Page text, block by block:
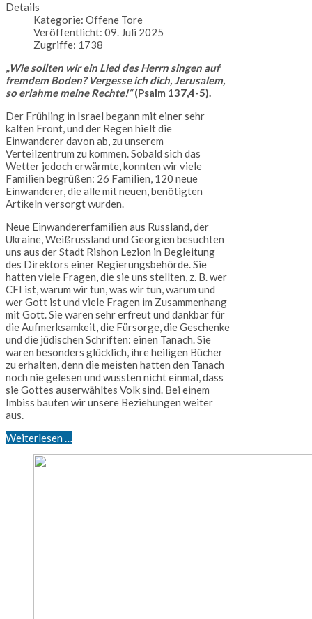
Details
Kategorie: Offene Tore
Veröffentlicht: 09. Juli 2025
Zugriffe: 1738
„Wie sollten wir ein Lied des Herrn singen auf
fremdem Boden? Vergesse ich dich, Jerusalem,
so erlahme meine Rechte!“(Psalm 137,4-5).
Der Frühling in Israel begann mit einer sehr
kalten Front, und der Regen hielt die
Einwanderer davon ab, zu unserem
Verteilzentrum zu kommen. Sobald sich das
Wetter jedoch erwärmte, konnten wir viele
Familien begrüßen: 26 Familien, 120 neue
Einwanderer, die alle mit neuen, benötigten
Artikeln versorgt wurden.
Neue Einwandererfamilien aus Russland, der
Ukraine, Weißrussland und Georgien besuchten
uns aus der Stadt Rishon Lezion in Begleitung
des Direktors einer Regierungsbehörde. Sie
hatten viele Fragen, die sie uns stellten, z. B. wer
CFI ist, warum wir tun, was wir tun, warum und
wer Gott ist und viele Fragen im Zusammenhang
mit Gott. Sie waren sehr erfreut und dankbar für
die Aufmerksamkeit, die Fürsorge, die Geschenke
und die jüdischen Schriften: einen Tanach. Sie
waren besonders glücklich, ihre heiligen Bücher
zu erhalten, denn die meisten hatten den Tanach
noch nie gelesen und wussten nicht einmal, dass
sie Gottes auserwähltes Volk sind. Bei einem
Imbiss bauten wir unsere Beziehungen weiter
aus.
Weiterlesen …